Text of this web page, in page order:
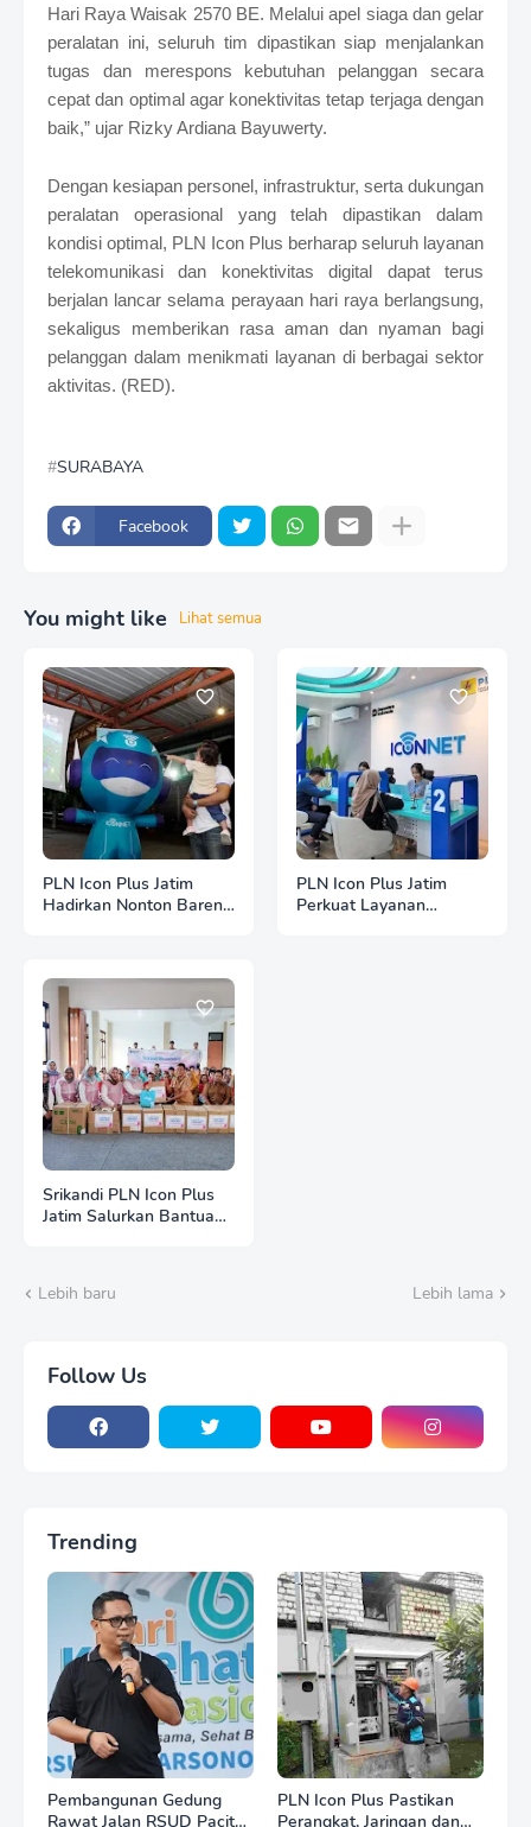
Hari Raya Waisak 2570 BE. Melalui apel siaga dan gelar
peralatan ini, seluruh tim dipastikan siap menjalankan
tugas dan merespons kebutuhan pelanggan secara
cepat dan optimal agar konektivitas tetap terjaga dengan
baik,” ujar Rizky Ardiana Bayuwerty.
Dengan kesiapan personel, infrastruktur, serta dukungan
peralatan operasional yang telah dipastikan dalam
kondisi optimal, PLN Icon Plus berharap seluruh layanan
telekomunikasi dan konektivitas digital dapat terus
berjalan lancar selama perayaan hari raya berlangsung,
sekaligus memberikan rasa aman dan nyaman bagi
pelanggan dalam menikmati layanan di berbagai sektor
aktivitas. (RED).
SURABAYA
Facebook
You might like Lihat semua
PLN Icon Plus Jatim
Hadirkan Nonton Bareng
dengan Masyarakat
PLN Icon Plus Jatim
Perkuat Layanan
Srikandi PLN Icon Plus
Jatim Salurkan Bantuan
Lebih baru Lebih lama
Follow Us
Trending
Pembangunan Gedung
Rawat Jalan RSUD Pacitan
PLN Icon Plus Pastikan
Perangkat, Jaringan dan